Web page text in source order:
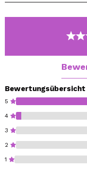
Die Formel mit
spendet der Haut
Ohne Tierversuche.
Bewertungsübersicht
5
4
3
2
1